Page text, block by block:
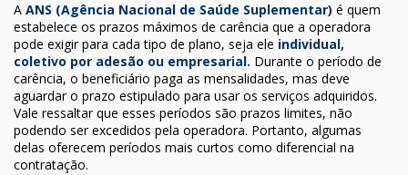
A ANS (Agência Nacional de Saúde Suplementar) é quem
estabelece os prazos máximos de carência que a operadora
pode exigir para cada tipo de plano, seja ele individual,
coletivo por adesão ou empresarial. Durante o período de
carência, o beneficiário paga as mensalidades, mas deve
aguardar o prazo estipulado para usar os serviços adquiridos.
Vale ressaltar que esses períodos são prazos limites, não
podendo ser excedidos pela operadora. Portanto, algumas
delas oferecem períodos mais curtos como diferencial na
contratação.